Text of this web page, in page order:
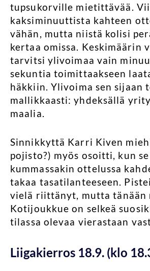
tupsukorville mietittävää.
kaksiminuuttista kahteen
vähän, mutta niistä kolisi
kertaa omissa. Keskimäärin
tarvitsi ylivoimaa vain
sekuntia toimittaakseen
häkkiin. Ylivoima sen sijaan
mallikkaasti: yhdeksällä
maalia.
Sinnikkyttä Karri Kiven
pojisto?) myös osoitti, kun
kummassakin ottelussa
takaa tasatilanteeseen.
vielä riittänyt, mutta tänään
Kotijoukkue on selkeä
tilassa olevaa vierastaan
Liigakierros 18.9. (klo